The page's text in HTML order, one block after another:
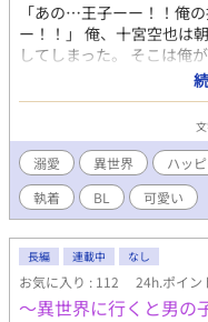
「あの…王子ーー！！俺
ー！！」 俺、十宮空也は
してしまった。 そこは俺
君ともう一度」という異
大好きな推しがいて、俺
たい！！と思い、時々推
推しがお誕生日の時に送
り数ヶ月経った頃、王宮
らだったので断るわけに
向かった。 王城につくと
がいて…！？！？ せっか
なと思っていたのに、な
て…！？ 一見犬系に見え
愛いが大好きな鈍感受け
溺愛 異世界 ハッ
執着
BL 可愛い
長編 連載中 なし
お気に入り : 112 24h.ポイン
〜異世界に行くと男の